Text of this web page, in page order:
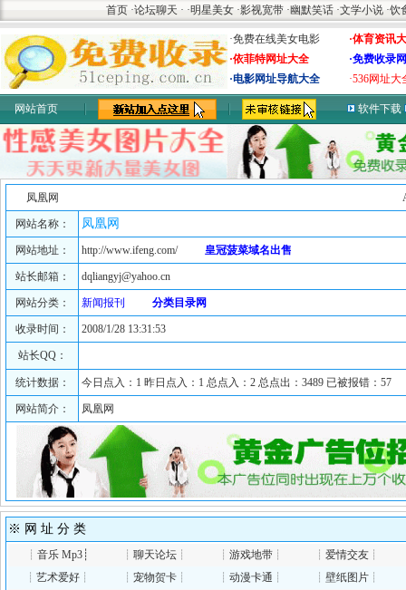
首页 ·论坛聊天 · ·明星美女 ·影视宽带 ·幽默笑话 ·文学小说 ·饮
·免费在线美女电影
·体育资讯
·依菲特网址大全
·免费收录
·电影网址导航大全
·536网址大
网站首页 软件下载
凤凰网
网站名称： 凤凰网
网站地址： http://www.ifeng.com/ 皇冠菠菜域名出售
站长邮箱： dqliangyj@yahoo.cn
网站分类： 新闻报刊 分类目录网
收录时间： 2008/1/28 13:31:53
站长QQ：
统计数据： 今日点入：1 昨日点入：1 总点入：2 总点出：3489 已被报错：57
网站简介： 凤凰网
※ 网 址 分 类
┊ 音乐 Mp3 ┊ ┊ 聊天论坛 ┊ ┊ 游戏地带 ┊ ┊ 爱情交友 ┊
┊ 艺术爱好┊ ┊ 宠物贺卡 ┊ ┊ 动漫卡通 ┊ ┊ 壁纸图片 ┊